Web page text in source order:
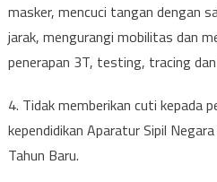
masker, mencuci tangan dengan
jarak, mengurangi mobilitas dan
penerapan 3T, testing, tracing
4. Tidak memberikan cuti kepada
kependidikan Aparatur Sipil
Tahun Baru.